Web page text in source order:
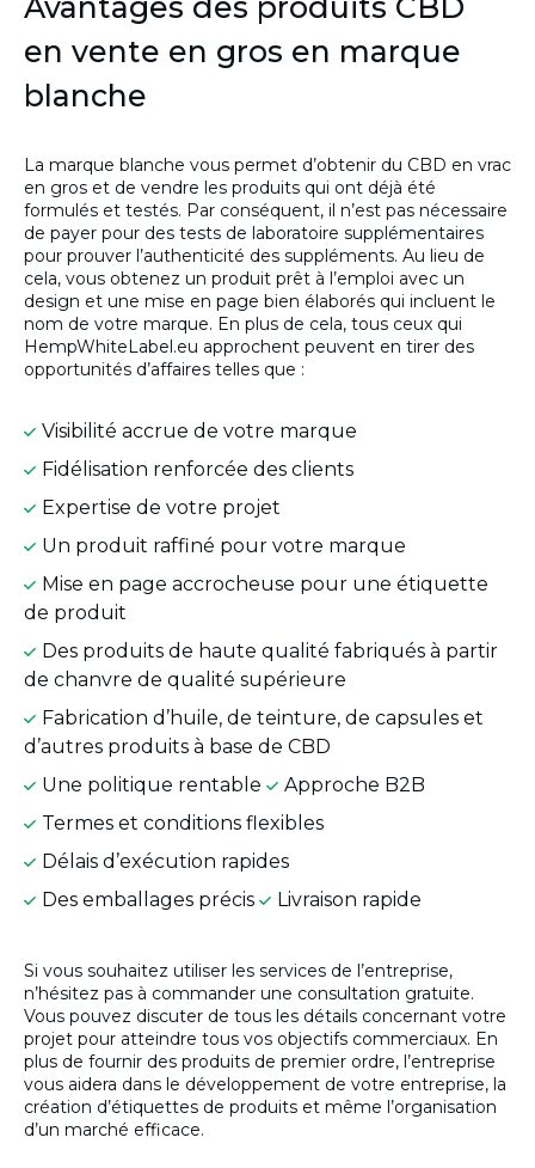
Avantages des produits CBD
en vente en gros en marque
blanche
La marque blanche vous permet d’obtenir du CBD en vrac
en gros et de vendre les produits qui ont déjà été
formulés et testés. Par conséquent, il n’est pas nécessaire
de payer pour des tests de laboratoire supplémentaires
pour prouver l’authenticité des suppléments. Au lieu de
cela, vous obtenez un produit prêt à l’emploi avec un
design et une mise en page bien élaborés qui incluent le
nom de votre marque. En plus de cela, tous ceux qui
HempWhiteLabel.eu approchent peuvent en tirer des
opportunités d’affaires telles que :
Visibilité accrue de votre marque
Fidélisation renforcée des clients
Expertise de votre projet
Un produit raffiné pour votre marque
Mise en page accrocheuse pour une étiquette
de produit
Des produits de haute qualité fabriqués à partir
de chanvre de qualité supérieure
Fabrication d’huile, de teinture, de capsules et
d’autres produits à base de CBD
Une politique rentable
Approche B2B
Termes et conditions flexibles
Délais d’exécution rapides
Des emballages précis
Livraison rapide
Si vous souhaitez utiliser les services de l’entreprise,
n’hésitez pas à commander une consultation gratuite.
Vous pouvez discuter de tous les détails concernant votre
projet pour atteindre tous vos objectifs commerciaux. En
plus de fournir des produits de premier ordre, l’entreprise
vous aidera dans le développement de votre entreprise, la
création d’étiquettes de produits et même l’organisation
d’un marché efficace.